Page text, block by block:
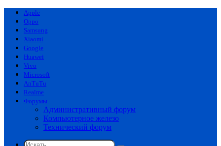
Apple
Oppo
Samsung
Xiaomi
Google
Huawei
Vivo
Microsoft
AnTuTu
Realme
Форумы
Административный форум
Компьютерное железо
Технический форум